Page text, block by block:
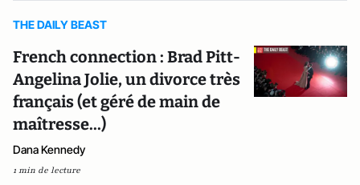
THE DAILY BEAST
French connection : Brad Pitt-
Angelina Jolie, un divorce très
français (et géré de main de
maîtresse...)
Dana Kennedy
1 min de lecture